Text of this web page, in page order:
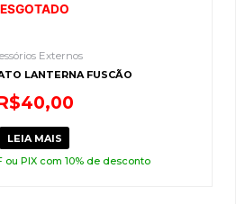
ESGOTADO
Externos
LANTERNA FUSCÃO
40,00
LEIA MAIS
ou PIX com 10% de desconto